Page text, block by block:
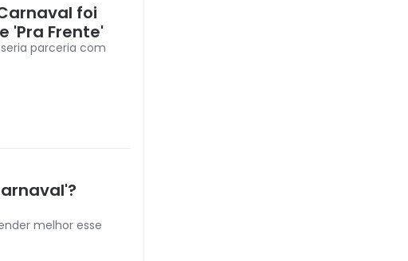
foi
'Pra Frente'
parceria com
melhor esse